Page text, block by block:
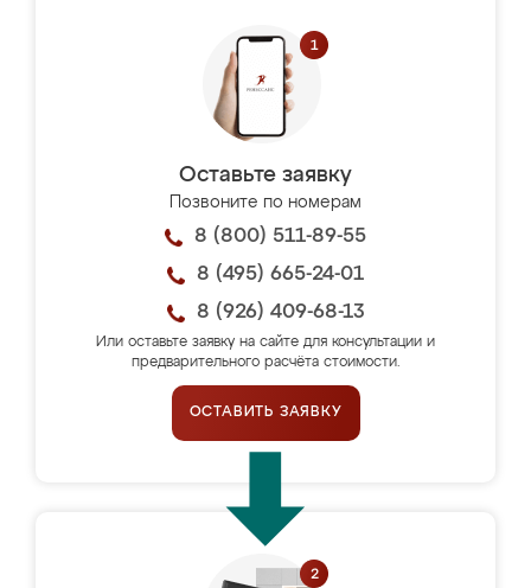
Оставьте заявку
Позвоните по номерам
8 (800) 511-89-55
8 (495) 665-24-01
8 (926) 409-68-13
Или оставьте заявку на сайте для консультации и
предварительного расчёта стоимости.
ОСТАВИТЬ ЗАЯВКУ